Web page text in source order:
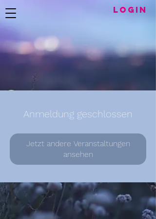
LogIN
Anmeldung geschlossen
Jetzt andere Veranstaltungen
ansehen